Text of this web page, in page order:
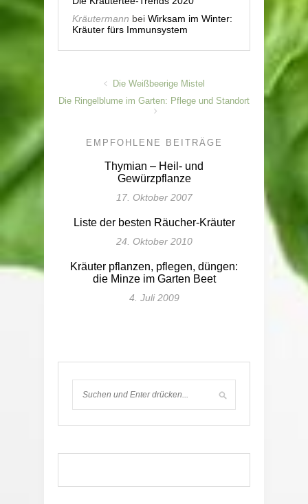
Kräutermann bei Wirksam im Winter:
Kräuter fürs Immunsystem
Die Weißbeerige Mistel
Die Ringelblume im Garten: Pflege und Standort
EMPFOHLENE BEITRÄGE
Thymian – Heil- und
Gewürzpflanze
17. Oktober 2007
Liste der besten Räucher-Kräuter
24. Oktober 2010
Kräuter pflanzen, pflegen, düngen:
die Minze im Garten Beet
4. Juli 2009